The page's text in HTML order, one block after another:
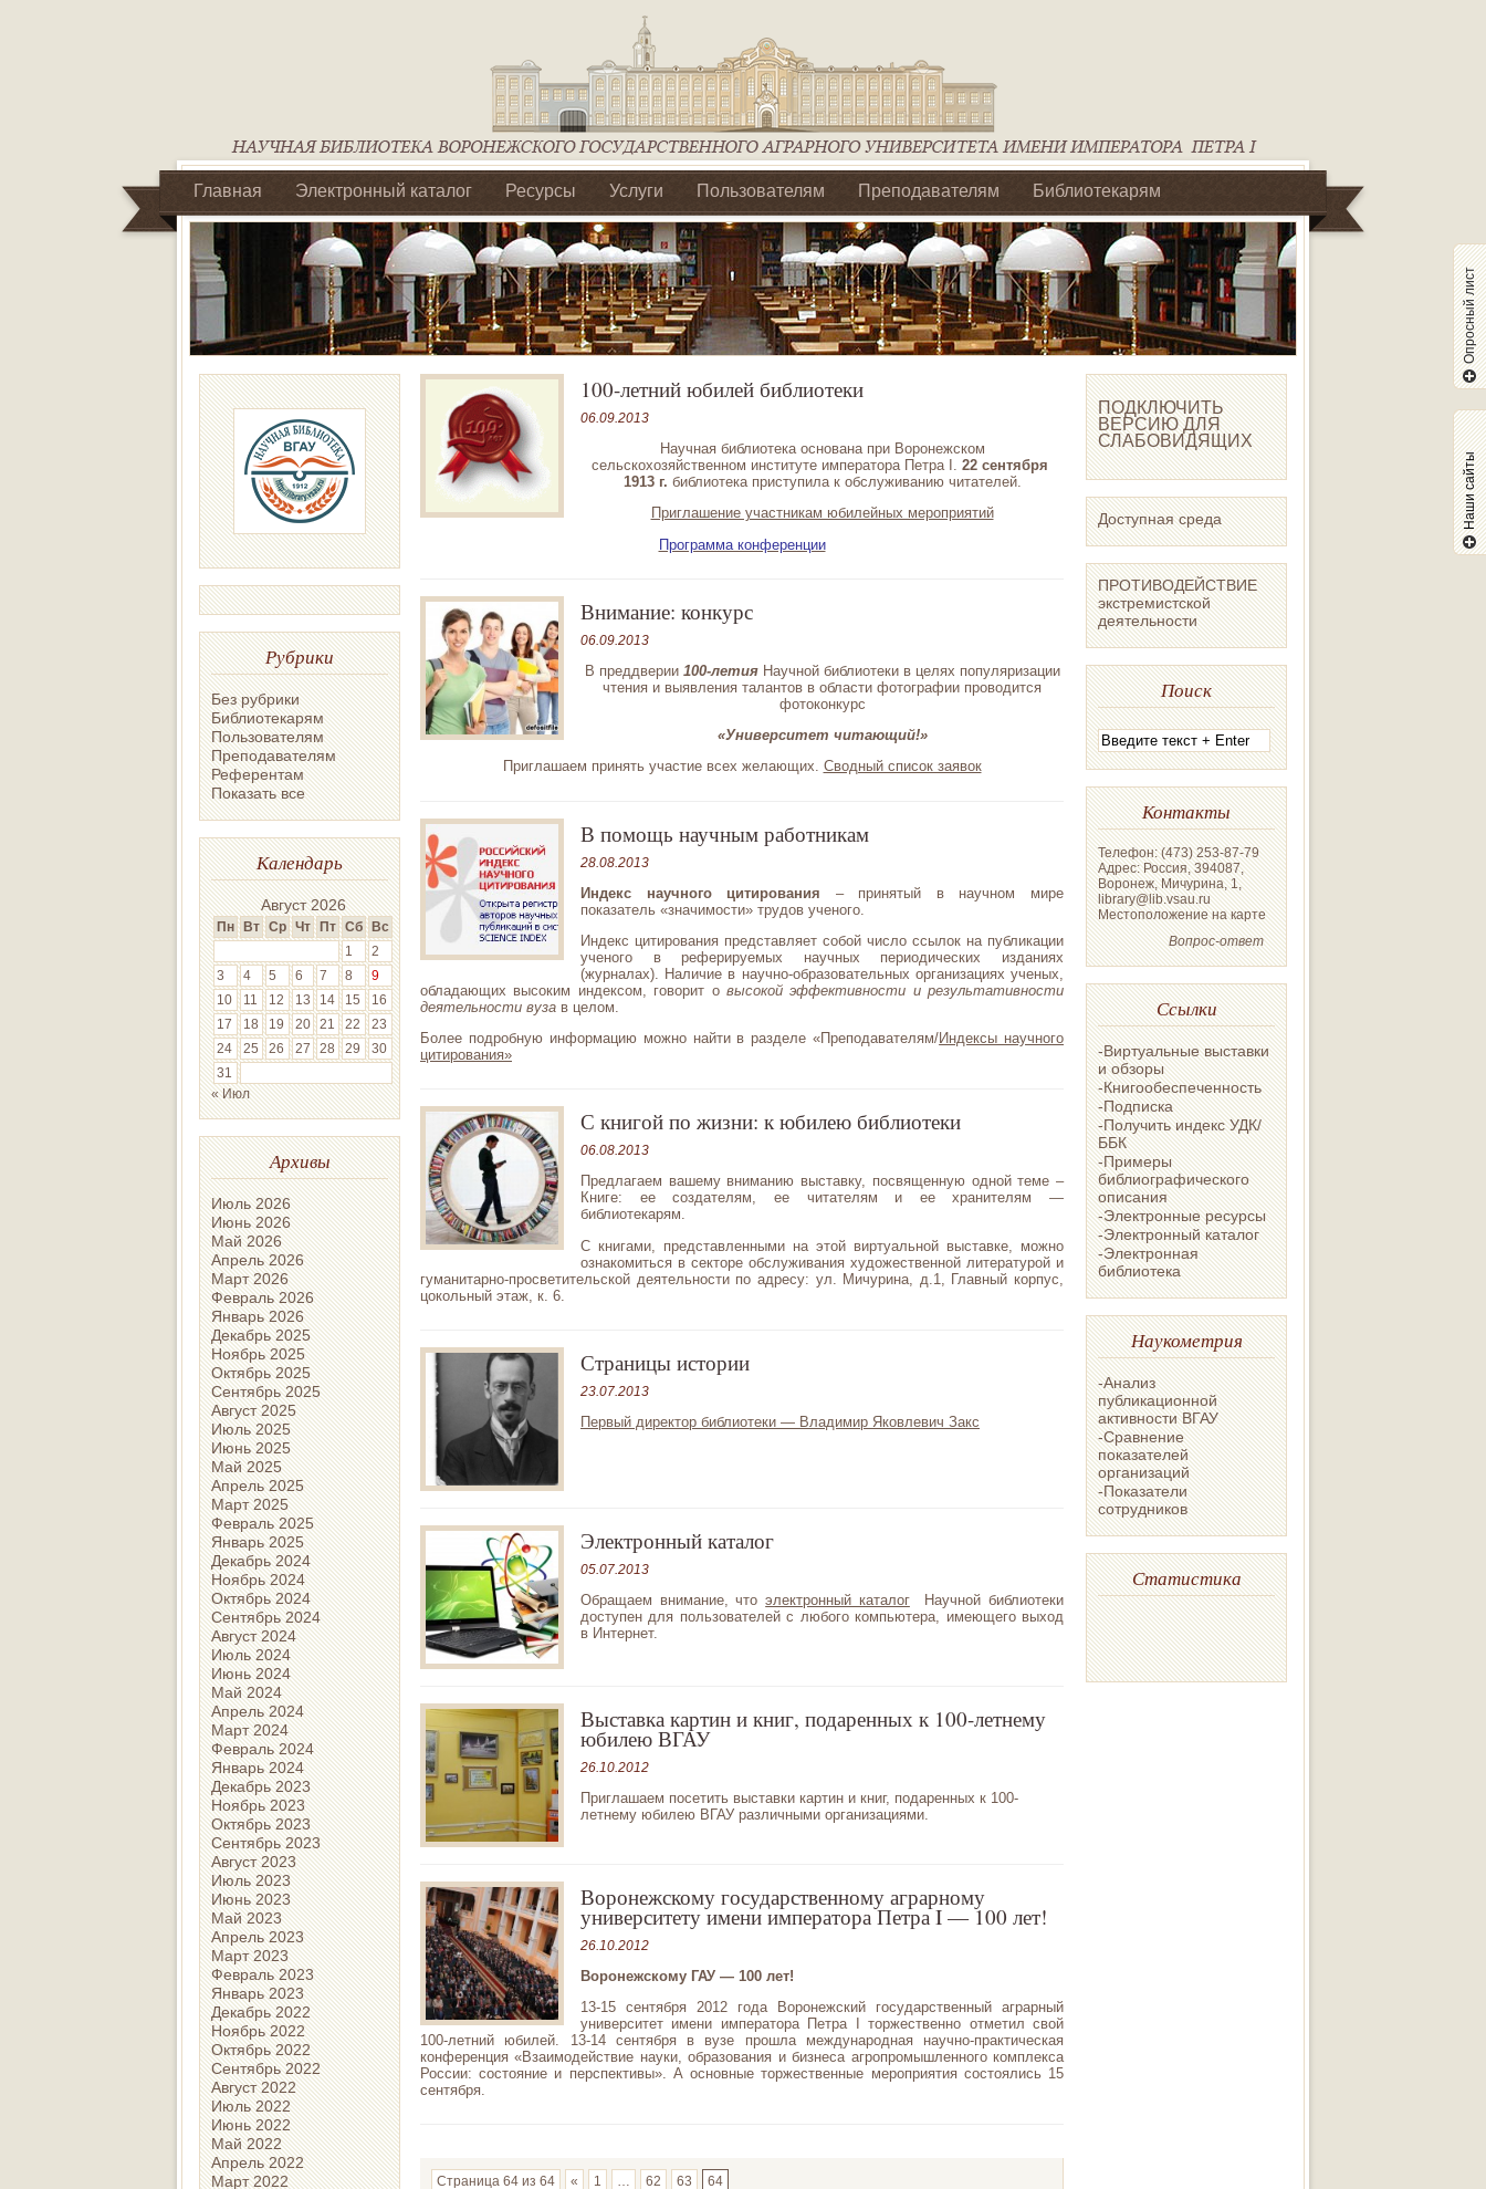
Главная Электронный каталог Ресурсы Услуги Пользователям Преподавателям Библиотекарям
Библиотеки регионального отделения Ассоциации Агрообразование по ЦФО
Рубрики
Без рубрики
Библиотекарям
Пользователям
Преподавателям
Референтам
Показать все
Календарь
Август 2026
Пн Вт Ср Чт Пт Сб Вс
1
2
3
4 5 6 7 8
9
10
11 12 13 14 15
16
17
18 19 20 21 22
23
24
25 26 27 28 29
30
31
« Июл
Архивы
Июль 2026
Июнь 2026
Май 2026
Апрель 2026
Март 2026
Февраль 2026
Январь 2026
Декабрь 2025
Ноябрь 2025
Октябрь 2025
Сентябрь 2025
Август 2025
Июль 2025
Июнь 2025
Май 2025
Апрель 2025
Март 2025
Февраль 2025
Январь 2025
Декабрь 2024
Ноябрь 2024
Октябрь 2024
Сентябрь 2024
Август 2024
Июль 2024
Июнь 2024
Май 2024
Апрель 2024
Март 2024
Февраль 2024
Январь 2024
Декабрь 2023
Ноябрь 2023
Октябрь 2023
Сентябрь 2023
Август 2023
Июль 2023
Июнь 2023
Май 2023
Апрель 2023
Март 2023
Февраль 2023
Январь 2023
Декабрь 2022
Ноябрь 2022
Октябрь 2022
Сентябрь 2022
Август 2022
Июль 2022
Июнь 2022
Май 2022
Апрель 2022
Март 2022
100-летний юбилей библиотеки
06.09.2013
Научная библиотека основана при Воронежском
сельскохозяйственном институте императора Петра I. 22 сентября
1913 г. библиотека приступила к обслуживанию читателей.
Приглашение участникам юбилейных мероприятий
Программа конференции
Внимание: конкурс
06.09.2013
В преддверии 100-летияНаучной библиотеки в целях популяризации
чтения и выявления талантов в области фотографии проводится
фотоконкурс
«Университет читающий!»
Приглашаем принять участие всех желающих. Сводный список заявок
В помощь научным работникам
28.08.2013
Индекс научного цитирования – принятый в научном мире
показатель «значимости» трудов ученого.
Индекс цитирования представляет собой число ссылок на публикации
ученого в реферируемых научных периодических изданиях
(журналах). Наличие в научно-образовательных организациях ученых,
обладающих высоким индексом, говорит о высокой эффективности и результативности
деятельности вуза в целом.
Более подробную информацию можно найти в разделе «Преподавателям/Индексы научного
цитирования»
С книгой по жизни: к юбилею библиотеки
06.08.2013
Предлагаем вашему вниманию выставку, посвященную одной теме –
Книге: ее создателям, ее читателям и ее хранителям —
библиотекарям.
С книгами, представленными на этой виртуальной выставке, можно
ознакомиться в секторе обслуживания художественной литературой и
гуманитарно-просветительской деятельности по адресу: ул. Мичурина, д.1, Главный корпус,
цокольный этаж, к. 6.
Страницы истории
23.07.2013
Первый директор библиотеки — Владимир Яковлевич Закс
Электронный каталог
05.07.2013
Обращаем внимание, чтоэлектронный каталогНаучной библиотеки
доступен для пользователей с любого компьютера, имеющего выход
в Интернет.
Выставка картин и книг, подаренных к 100-летнему
юбилею ВГАУ
26.10.2012
Приглашаем посетить выставки картин и книг, подаренных к 100-
летнему юбилею ВГАУ различными организациями.
Воронежскому государственному аграрному
университету имени императора Петра I — 100 лет!
26.10.2012
Воронежскому ГАУ — 100 лет!
13-15 сентября 2012 года Воронежский государственный аграрный
университет имени императора Петра I торжественно отметил свой
100-летний юбилей. 13-14 сентября в вузе прошла международная научно-практическая
конференция «Взаимодействие науки, образования и бизнеса агропромышленного комплекса
России: состояние и перспективы». А основные торжественные мероприятия состоялись 15
сентября.
Страница 64 из 64 « 1 … 62 63 64
ПОДКЛЮЧИТЬ
ВЕРСИЮ ДЛЯ
СЛАБОВИДЯЩИХ
Доступная среда
ПРОТИВОДЕЙСТВИЕ
экстремистской
деятельности
Поиск
Контакты
Телефон: (473) 253-87-79
Адрес: Россия, 394087,
Воронеж, Мичурина, 1,
library@lib.vsau.ru
Местоположение на карте
Вопрос-ответ
Ссылки
-Виртуальные выставки
и обзоры
-Книгообеспеченность
-Подписка
-Получить индекс УДК/
ББК
-Примеры
библиографического
описания
-Электронные ресурсы
-Электронный каталог
-Электронная
библиотека
Наукометрия
-Анализ
публикационной
активности ВГАУ
-Сравнение
показателей
организаций
-Показатели
сотрудников
Статистика
Опросный лист
Наши сайты